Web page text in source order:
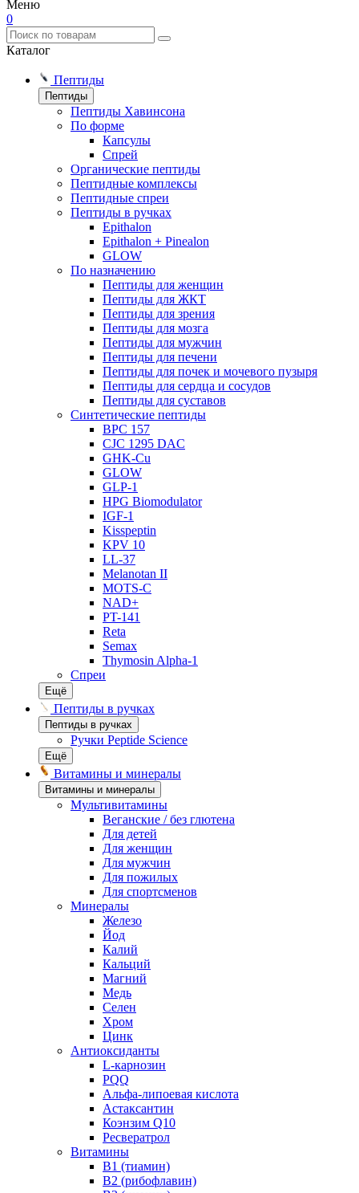
Меню
0
Каталог
Пептиды
Пептиды
Пептиды Хавинсона
По форме
Капсулы
Спрей
Органические пептиды
Пептидные комплексы
Пептидные спреи
Пептиды в ручках
Epithalon
Epithalon + Pinealon
GLOW
По назначению
Пептиды для женщин
Пептиды для ЖКТ
Пептиды для зрения
Пептиды для мозга
Пептиды для мужчин
Пептиды для печени
Пептиды для почек и мочевого пузыря
Пептиды для сердца и сосудов
Пептиды для суставов
Синтетические пептиды
BPC 157
CJC 1295 DAC
GHK-Cu
GLOW
GLP-1
HPG Biomodulator
IGF-1
Kisspeptin
KPV 10
LL-37
Melanotan II
MOTS-C
NAD+
PT-141
Reta
Semax
Thymosin Alpha-1
Спреи
Ещё
Пептиды в ручках
Пептиды в ручках
Ручки Peptide Science
Ещё
Витамины и минералы
Витамины и минералы
Мультивитамины
Веганские / без глютена
Для детей
Для женщин
Для мужчин
Для пожилых
Для спортсменов
Минералы
Железо
Йод
Калий
Кальций
Магний
Медь
Селен
Хром
Цинк
Антиоксиданты
L-карнозин
PQQ
Альфа-липоевая кислота
Астаксантин
Коэнзим Q10
Ресвератрол
Витамины
B1 (тиамин)
B2 (рибофлавин)